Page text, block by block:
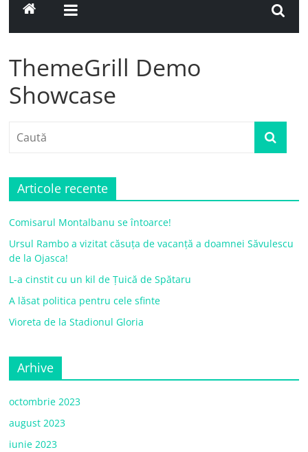
ThemeGrill Demo
Showcase
Articole recente
Comisarul Montalbanu se întoarce!
Ursul Rambo a vizitat căsuța de vacanță a doamnei Săvulescu
de la Ojasca!
L-a cinstit cu un kil de Țuică de Spătaru
A lăsat politica pentru cele sfinte
Vioreta de la Stadionul Gloria
Arhive
octombrie 2023
august 2023
iunie 2023